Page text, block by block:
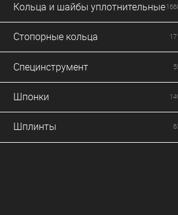
Кольца и шайбы уплотнительные
Стопорные кольца 171
Специнструмент
Шпонки
Шплинты